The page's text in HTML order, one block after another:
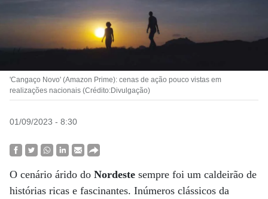
'Cangaço Novo' (Amazon Prime): cenas de ação pouco vistas em
realizações nacionais (Crédito:Divulgação)
01/09/2023 - 8:30
O cenário árido do Nordeste sempre foi um caldeirão de
histórias ricas e fascinantes. Inúmeros clássicos da